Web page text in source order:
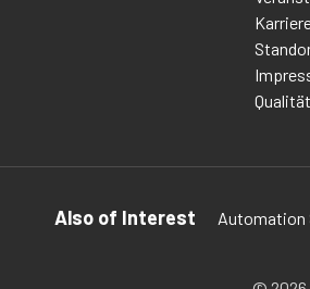
Also of Interest Automation